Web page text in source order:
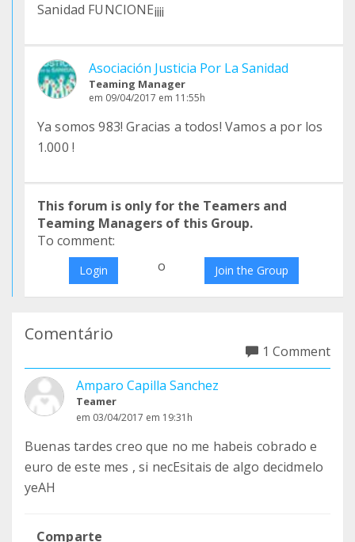
Sanidad FUNCIONE¡¡¡¡
Asociación Justicia Por La Sanidad
Teaming Manager
em 09/04/2017 em 11:55h
Ya somos 983! Gracias a todos! Vamos a por los
1.000 !
This forum is only for the Teamers and
Teaming Managers of this Group.
To comment:
Login o Join the Group
Comentário
1 Comment
Amparo Capilla Sanchez
Teamer
em 03/04/2017 em 19:31h
Buenas tardes creo que no me habeis cobrado e
euro de este mes , si necEsitais de algo decidmelo
yeAH
Comparte